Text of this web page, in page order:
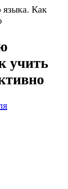
языка. Как
учить